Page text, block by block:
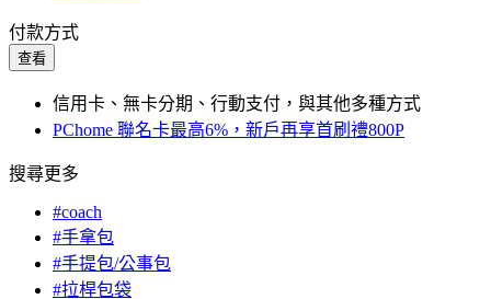
付款方式
查看
信用卡、無卡分期、行動支付，與其他多種方式
PChome 聯名卡最高6%，新戶再享首刷禮800P
搜尋更多
#coach
#手拿包
#手提包/公事包
#拉桿包袋